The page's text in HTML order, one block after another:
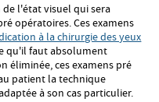
l'état visuel qui sera
opératoires. Ces examens
à la chirurgie des yeux
qu'il faut absolument
éliminée, ces examens pré
patient la technique
à son cas particulier.